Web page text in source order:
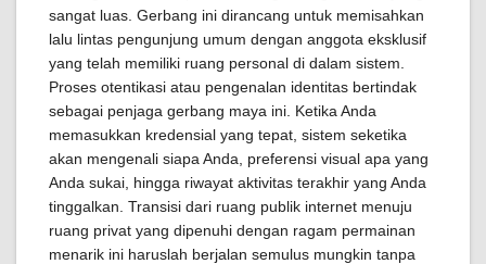
sangat luas. Gerbang ini dirancang untuk memisahkan
lalu lintas pengunjung umum dengan anggota eksklusif
yang telah memiliki ruang personal di dalam sistem.
Proses otentikasi atau pengenalan identitas bertindak
sebagai penjaga gerbang maya ini. Ketika Anda
memasukkan kredensial yang tepat, sistem seketika
akan mengenali siapa Anda, preferensi visual apa yang
Anda sukai, hingga riwayat aktivitas terakhir yang Anda
tinggalkan. Transisi dari ruang publik internet menuju
ruang privat yang dipenuhi dengan ragam permainan
menarik ini haruslah berjalan semulus mungkin tanpa